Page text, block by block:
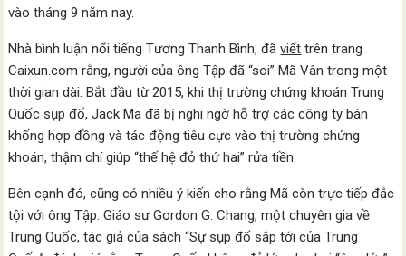
vào tháng 9 năm nay.
Nhà bình luận nổi tiếng Tương Thanh Bình, đãviết trên trang
Caixun.com rằng, người của ông Tập đã “soi” Mã Vân trong một
thời gian dài. Bắt đầu từ 2015, khi thị trường chứng khoán Trung
Quốc sụp đổ, Jack Ma đã bị nghi ngờ hỗ trợ các công ty bán
khống hợp đồng và tác động tiêu cực vào thị trường chứng
khoán, thậm chí giúp “thế hệ đỏ thứ hai” rửa tiền.
Bên cạnh đó, cũng có nhiều ý kiến cho rằng Mã còn trực tiếp đắc
tội với ông Tập. Giáo sư Gordon G. Chang, một chuyên gia về
Trung Quốc, tác giả của sách “Sự sụp đổ sắp tới của Trung